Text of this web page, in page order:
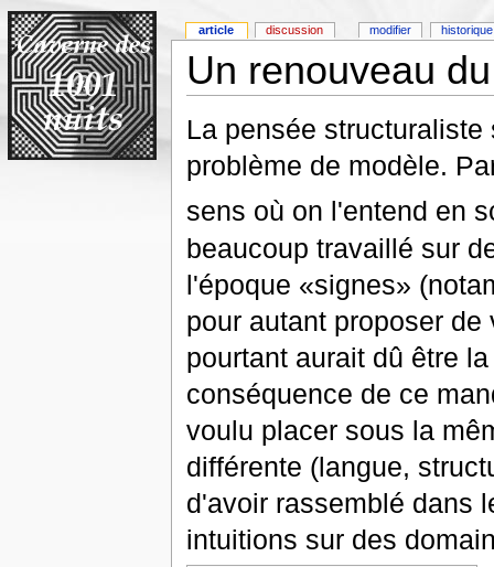
Un renouveau
La pensée
problème de modèle.
sens où on l'entend en
beaucoup travaillé sur
l'époque «signes»
pour autant proposer
pourtant aurait dû être
conséquence de ce
voulu placer sous la
différente (langue,
d'avoir rassemblé dans
intuitions sur des
article discussion modifier historique